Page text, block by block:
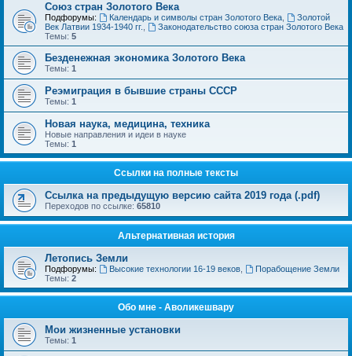
Cоюз стран Золотого Века
Подфорумы: Календарь и символы стран Золотого Века,
Золотой
Век Латвии 1934-1940 гг.
Законодательство союза стран Золотого Века
Темы: 5
Безденежная экономика Золотого Века
Темы: 1
Реэмиграция в бывшие страны СССР
Темы: 1
Новая наука, медицина, техника
Новые направления и идеи в науке
Темы: 1
Ссылки на полные тексты
Ссылка на предыдущую версию сайта 2019 года (.pdf)
Переходов по ссылке: 65810
Альтернативная история
Летопись Земли
Подфорумы: Высокие технологии 16-19 веков,
Порабощение Земли
Темы: 2
Обо мне - Аволикешвару
Мои жизненные установки
Темы: 1